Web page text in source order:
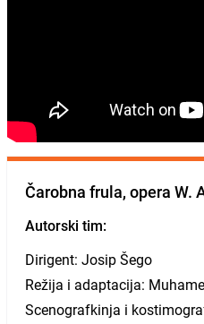
Čarobna frula, opera W.
Autorski tim:
Dirigent: Josip Šego
Režija i adaptacija:
Scenografkinja i